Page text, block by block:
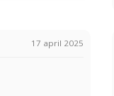
17 april 2025